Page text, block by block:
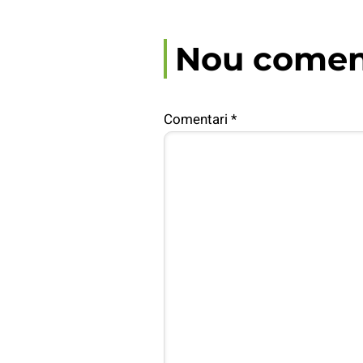
Nou
Comentari *